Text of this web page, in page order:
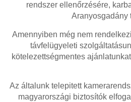
rendszer ellenőrzésére,
Aranyosgadány
Amennyiben még nem
távfelügyeleti
kötelezettségmentes
Az általunk telepitett
magyarországi biztosítók